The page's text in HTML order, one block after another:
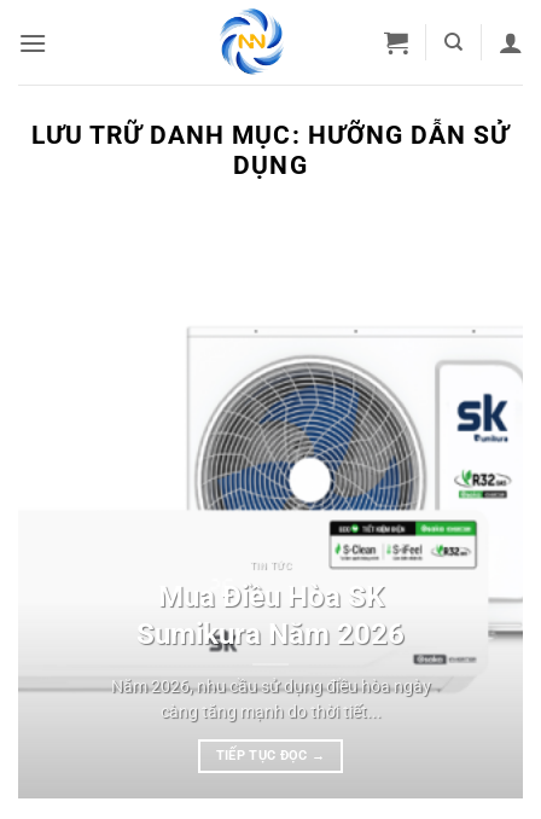
qua
LƯU TRỮ DANH MỤC: HƯỠNG DẪN SỬ
DỤNG
TIN TỨC
Mua Điều Hòa SK
Sumikura Năm 2026
Năm 2026, nhu cầu sử dụng điều hòa ngày
càng tăng mạnh do thời tiết...
TIẾP TỤC ĐỌC →